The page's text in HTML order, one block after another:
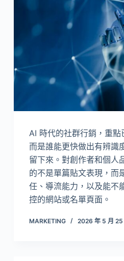
AI 時代的社群行銷，重點
而是誰能更快做出有辨識
留下來。對創作者和個人
的不是單篇貼文表現，而
任、導流能力，以及能不
控的網站或名單頁面。
MARKETING 2026 年 5 月 25